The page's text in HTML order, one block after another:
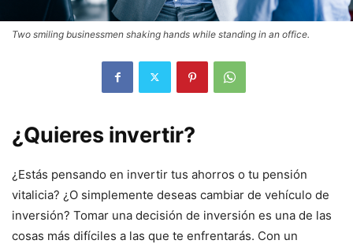
Two smiling businessmen shaking hands while standing in an office.
¿Quieres invertir?
¿Estás pensando en invertir tus ahorros o tu pensión
vitalicia? ¿O simplemente deseas cambiar de vehículo de
inversión? Tomar una decisión de inversión es una de las
cosas más difíciles a las que te enfrentarás. Con un